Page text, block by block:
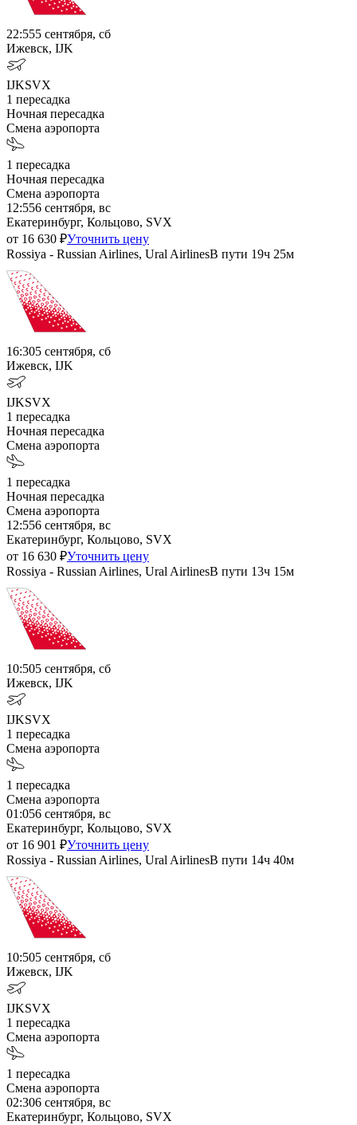
22:555 сентября, сб
Ижевск, IJK
IJKSVX
1 пересадка
Ночная пересадка
Смена аэропорта
1 пересадка
Ночная пересадка
Смена аэропорта
12:556 сентября, вс
Екатеринбург, Кольцово, SVX
от 16 630 ₽Уточнить цену
Rossiya - Russian Airlines, Ural AirlinesВ пути 19ч 25м
16:305 сентября, сб
Ижевск, IJK
IJKSVX
1 пересадка
Ночная пересадка
Смена аэропорта
1 пересадка
Ночная пересадка
Смена аэропорта
12:556 сентября, вс
Екатеринбург, Кольцово, SVX
от 16 630 ₽Уточнить цену
Rossiya - Russian Airlines, Ural AirlinesВ пути 13ч 15м
10:505 сентября, сб
Ижевск, IJK
IJKSVX
1 пересадка
Смена аэропорта
1 пересадка
Смена аэропорта
01:056 сентября, вс
Екатеринбург, Кольцово, SVX
от 16 901 ₽Уточнить цену
Rossiya - Russian Airlines, Ural AirlinesВ пути 14ч 40м
10:505 сентября, сб
Ижевск, IJK
IJKSVX
1 пересадка
Смена аэропорта
1 пересадка
Смена аэропорта
02:306 сентября, вс
Екатеринбург, Кольцово, SVX